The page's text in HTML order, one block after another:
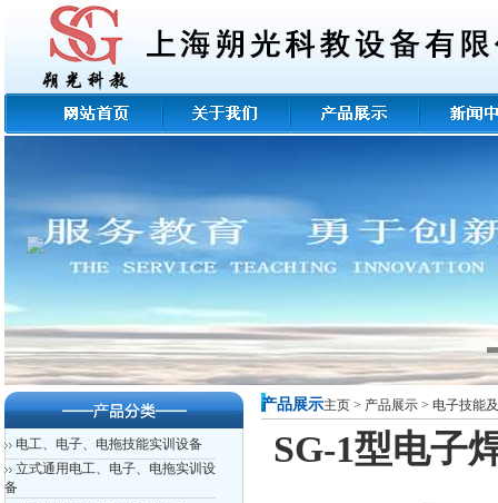
电工、电子、电拖技能实训设备
立式通用电工、电子、电拖实训设
备
产品展示主页 > 产品展示 > 电子技能
SG-1型电子